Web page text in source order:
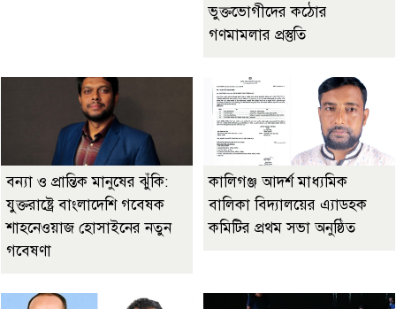
ভুক্তভোগীদের কঠোর
গণমামলার প্রস্তুতি
বন্যা ও প্রান্তিক মানুষের ঝুঁকি:
যুক্তরাষ্ট্রে বাংলাদেশি গবেষক
শাহনেওয়াজ হোসাইনের নতুন
গবেষণা
কালিগঞ্জ আদর্শ মাধ্যমিক
বালিকা বিদ্যালয়ের এ্যাডহক
কমিটির প্রথম সভা অনুষ্ঠিত